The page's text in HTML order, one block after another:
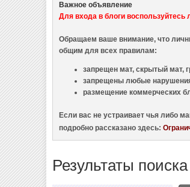
Важное объявление
Для входа в блоги
Обращаем ваше внимание, что
общим для всех правилам:
запрещен мат, скрытый мат,
запрещены любые
размещение коммерческих
Если вас не устраивает чья либо
подробно рассказано здесь:
Результаты поиска